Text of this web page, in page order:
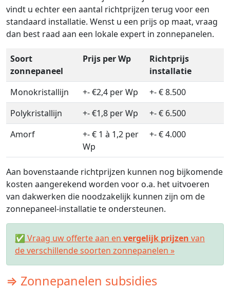
vindt u echter een aantal richtprijzen terug voor een
standaard installatie. Wenst u een prijs op maat, vraag
dan best raad aan een lokale expert in zonnepanelen.
Soort
zonnepaneel
Prijs per Wp
Richtprijs
installatie
Monokristallijn
+- €2,4 per Wp
+- € 8.500
Polykristallijn
+- €1,8 per Wp
+- € 6.500
Amorf
+- € 1 à 1,2 per
Wp
+- € 4.000
Aan bovenstaande richtprijzen kunnen nog bijkomende
kosten aangerekend worden voor o.a. het uitvoeren
van dakwerken die noodzakelijk kunnen zijn om de
zonnepaneel-installatie te ondersteunen.
✅ Vraag uw offerte aan en vergelijk prijzen van
de verschillende soorten zonnepanelen »
⇒ Zonnepanelen subsidies